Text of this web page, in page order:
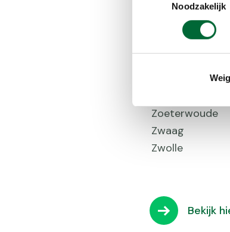
Noodzakelijk
Simpelveld
Tilburg
Utrecht
Zoeterwoude
Zwaag
Zwolle
Bekijk